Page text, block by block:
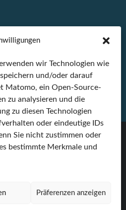
wir Technologien wie
und/oder darauf
Matomo, ein Open-Source-
zu analysieren und die
zu diesen Technologien
oder eindeutige IDs
Sie nicht zustimmen oder
bestimmte Merkmale und
Präferenzen anzeigen